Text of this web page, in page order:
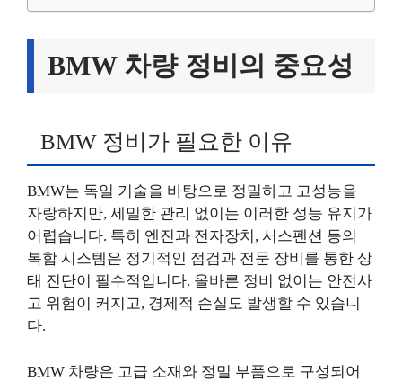
BMW 차량 정비의 중요성
BMW 정비가 필요한 이유
BMW는 독일 기술을 바탕으로 정밀하고 고성능을
자랑하지만, 세밀한 관리 없이는 이러한 성능 유지가
어렵습니다. 특히 엔진과 전자장치, 서스펜션 등의
복합 시스템은 정기적인 점검과 전문 장비를 통한 상
태 진단이 필수적입니다. 올바른 정비 없이는 안전사
고 위험이 커지고, 경제적 손실도 발생할 수 있습니
다.
BMW 차량은 고급 소재와 정밀 부품으로 구성되어